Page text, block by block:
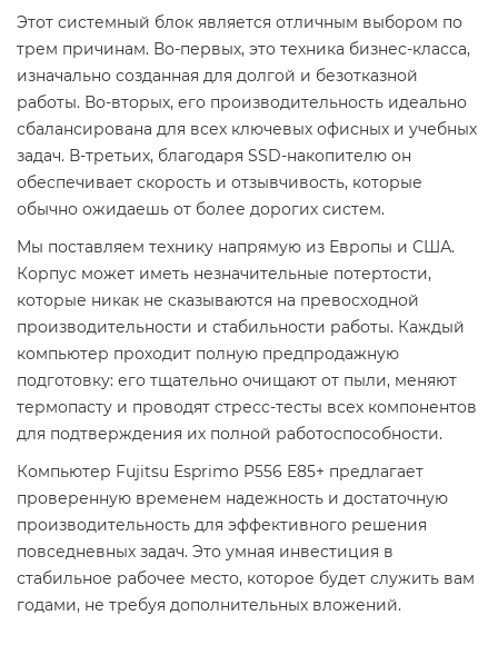
Этот системный блок является отличным выбором по
трем причинам. Во-первых, это техника бизнес-класса,
изначально созданная для долгой и безотказной
работы. Во-вторых, его производительность идеально
сбалансирована для всех ключевых офисных и учебных
задач. В-третьих, благодаря SSD-накопителю он
обеспечивает скорость и отзывчивость, которые
обычно ожидаешь от более дорогих систем.
Мы поставляем технику напрямую из Европы и США.
Корпус может иметь незначительные потертости,
которые никак не сказываются на превосходной
производительности и стабильности работы. Каждый
компьютер проходит полную предпродажную
подготовку: его тщательно очищают от пыли, меняют
термопасту и проводят стресс-тесты всех компонентов
для подтверждения их полной работоспособности.
Компьютер Fujitsu Esprimo P556 E85+ предлагает
проверенную временем надежность и достаточную
производительность для эффективного решения
повседневных задач. Это умная инвестиция в
стабильное рабочее место, которое будет служить вам
годами, не требуя дополнительных вложений.